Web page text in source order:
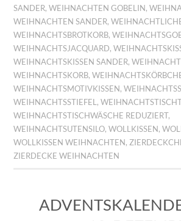
SANDER,WEIHNACHTEN GOBELIN,
WEIHNACHTEN SANDER,
WEIHNACHTSBROTKORB,
WEIHNACHTSJACQUARD,
WEIHNACHTSKISSEN SANDER,
WEIHNACHTSKORB,
WEIHNACHTSMOTIVKISSEN,
WEIHNACHTSSTIEFEL ,
WEIHNACHTSTISCHWÄSCHE REDUZIERT,
WEIHNACHTSUTENSILO,WOLLKISSEN,
WOLLKISSEN WEIHNACHTEN,
ZIERDECKE WEIHNACHTEN